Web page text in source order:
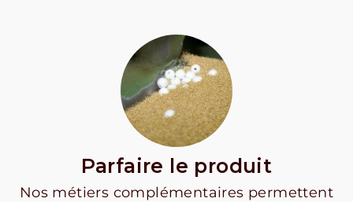
Parfaire le produit
Nos métiers complémentaires permettent